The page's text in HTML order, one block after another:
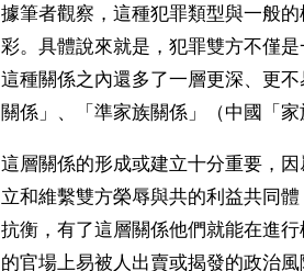
據筆者觀察，這種犯罪類型與一般
彩。具體說來就是，犯罪雙方不僅
這種關係之內還多了一層更深、更
關係」、「準家族關係」（中國「家
這層關係的形成或建立十分重要，
立和維繫雙方榮辱與共的利益共同
抗衡，有了這層關係他們就能在進
的官場上易被人出賣或揭發的政治風